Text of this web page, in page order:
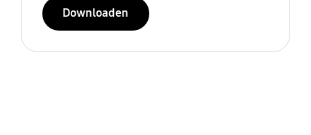
Downloaden